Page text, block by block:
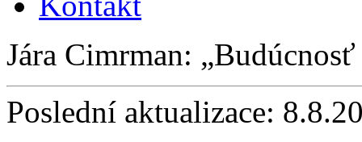
Jára Cimrman:
Poslední aktualizace: